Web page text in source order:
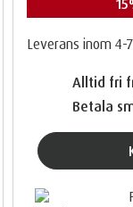
Leverans inom 4-
Alltid fri
Betala